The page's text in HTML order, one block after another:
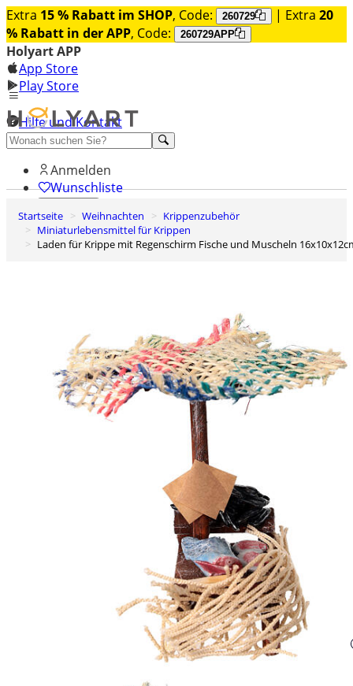
Extra 15 % Rabatt im SHOP, Code: 260729 | Extra 20
% Rabatt in der APP, Code: 260729APP
Holyart APP
App Store
Play Store
Hilfe und Kontakt
Entdecken Sie Premium
Anmelden
Wunschliste
0
Warenkorb
Startseite Weihnachten
Krippenzubehör
Miniaturlebensmittel für Krippen
Laden für Krippe mit Regenschirm Fische und Muscheln